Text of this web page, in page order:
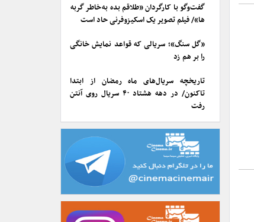
گفت‌وگو با کارگردان «طلاقم بده به خاطر گربه
ها»/ فیلم تصویر یک اسکیزوفرنی حاد است
«گل سنگ»؛ سریالی که قواعد نمایش خانگی
را بر هم زد
تاریخچه سریال‌های ماه رمضان از ابتدا
تاکنون/ در دهه هشتاد ۴۰ سریال روی آنتن
رفت